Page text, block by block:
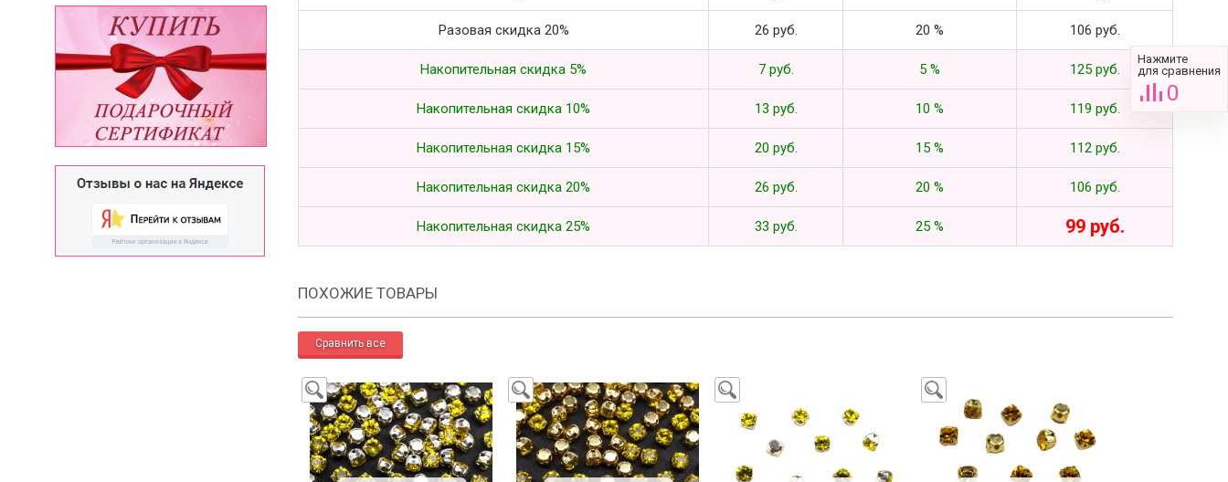
Разовая скидка 20% 26 руб. 20 % 106 руб.
Накопительная скидка 5% 7 руб. 5 % 125 руб.
Накопительная скидка 10% 13 руб. 10 % 119 руб.
Накопительная скидка 15% 20 руб. 15 % 112 руб.
Накопительная скидка 20% 26 руб. 20 % 106 руб.
Накопительная скидка 25% 33 руб. 25 % 99 руб.
ПОХОЖИЕ ТОВАРЫ
Нажмите
для сравнения
0